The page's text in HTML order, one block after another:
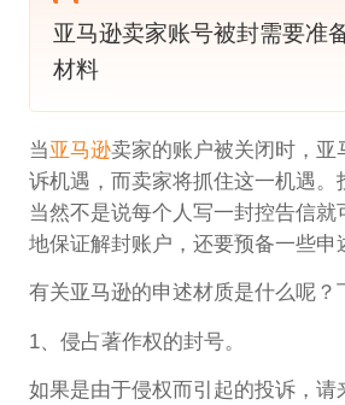
亚马逊卖家账号被封需要准
材料
当亚马逊卖家的账户被关闭时，亚
诉机遇，而卖家将抓住这一机遇。
当然不是说每个人写一封控告信就
地保证解封账户，还要预备一些申
有关亚马逊的申述材质是什么呢？
1、侵占著作权的封号。
如果是由于侵权而引起的投诉，请